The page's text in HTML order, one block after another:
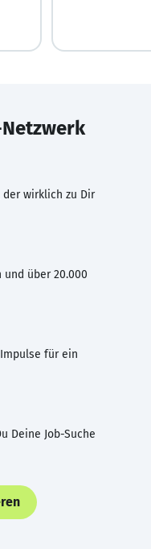
Netzwerk
der wirklich zu Dir
und über 20.000
für ein
Deine Job-Suche